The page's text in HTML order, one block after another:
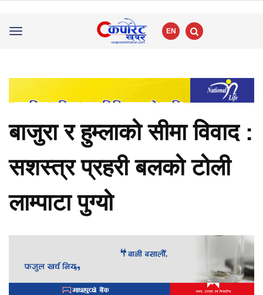
Toggle
EN
बाजुरा र हुम्लाको सीमा विवाद :
सशस्त्र प्रहरी बलको टोली
लाम्पाटा पुग्यो